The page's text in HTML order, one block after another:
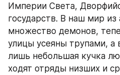
Империи Света,
государств. В наш мир
множество демонов,
улицы усеяны трупами, а
лишь небольшая кучка
ходят отряды низших и